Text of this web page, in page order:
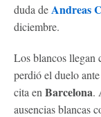
duda de Andreas
diciembre.
Los blancos llegan
perdió el duelo
cita en Barcelona.
ausencias blancas